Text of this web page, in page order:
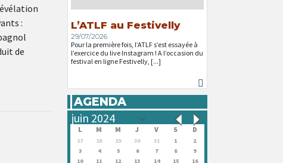
:
de
L’ATLF au Festivelly
29/07/2026
Pour la première fois, l’ATLF s’est essayée à
l’exercice du live Instagram ! A l’occasion du
festival en ligne Festivelly, [...]
AGENDA
L M M J V S D
27 28 29 30 31 1
2
3
4 5 6 7 8
9
10
11 12 13 14 15
16